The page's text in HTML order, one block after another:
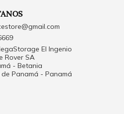
El Ingenio
Rover SA
- Betania
Panamá - Panamá